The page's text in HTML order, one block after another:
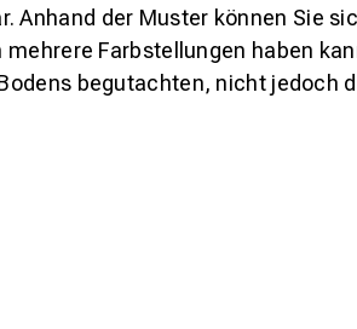
Anhand der Muster können Sie
Farbstellungen haben
begutachten, nicht jedoch